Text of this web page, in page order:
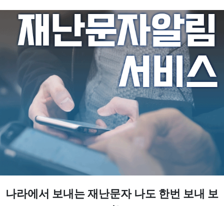
나라에서 보내는 재난문자 나도 한번 보내 보